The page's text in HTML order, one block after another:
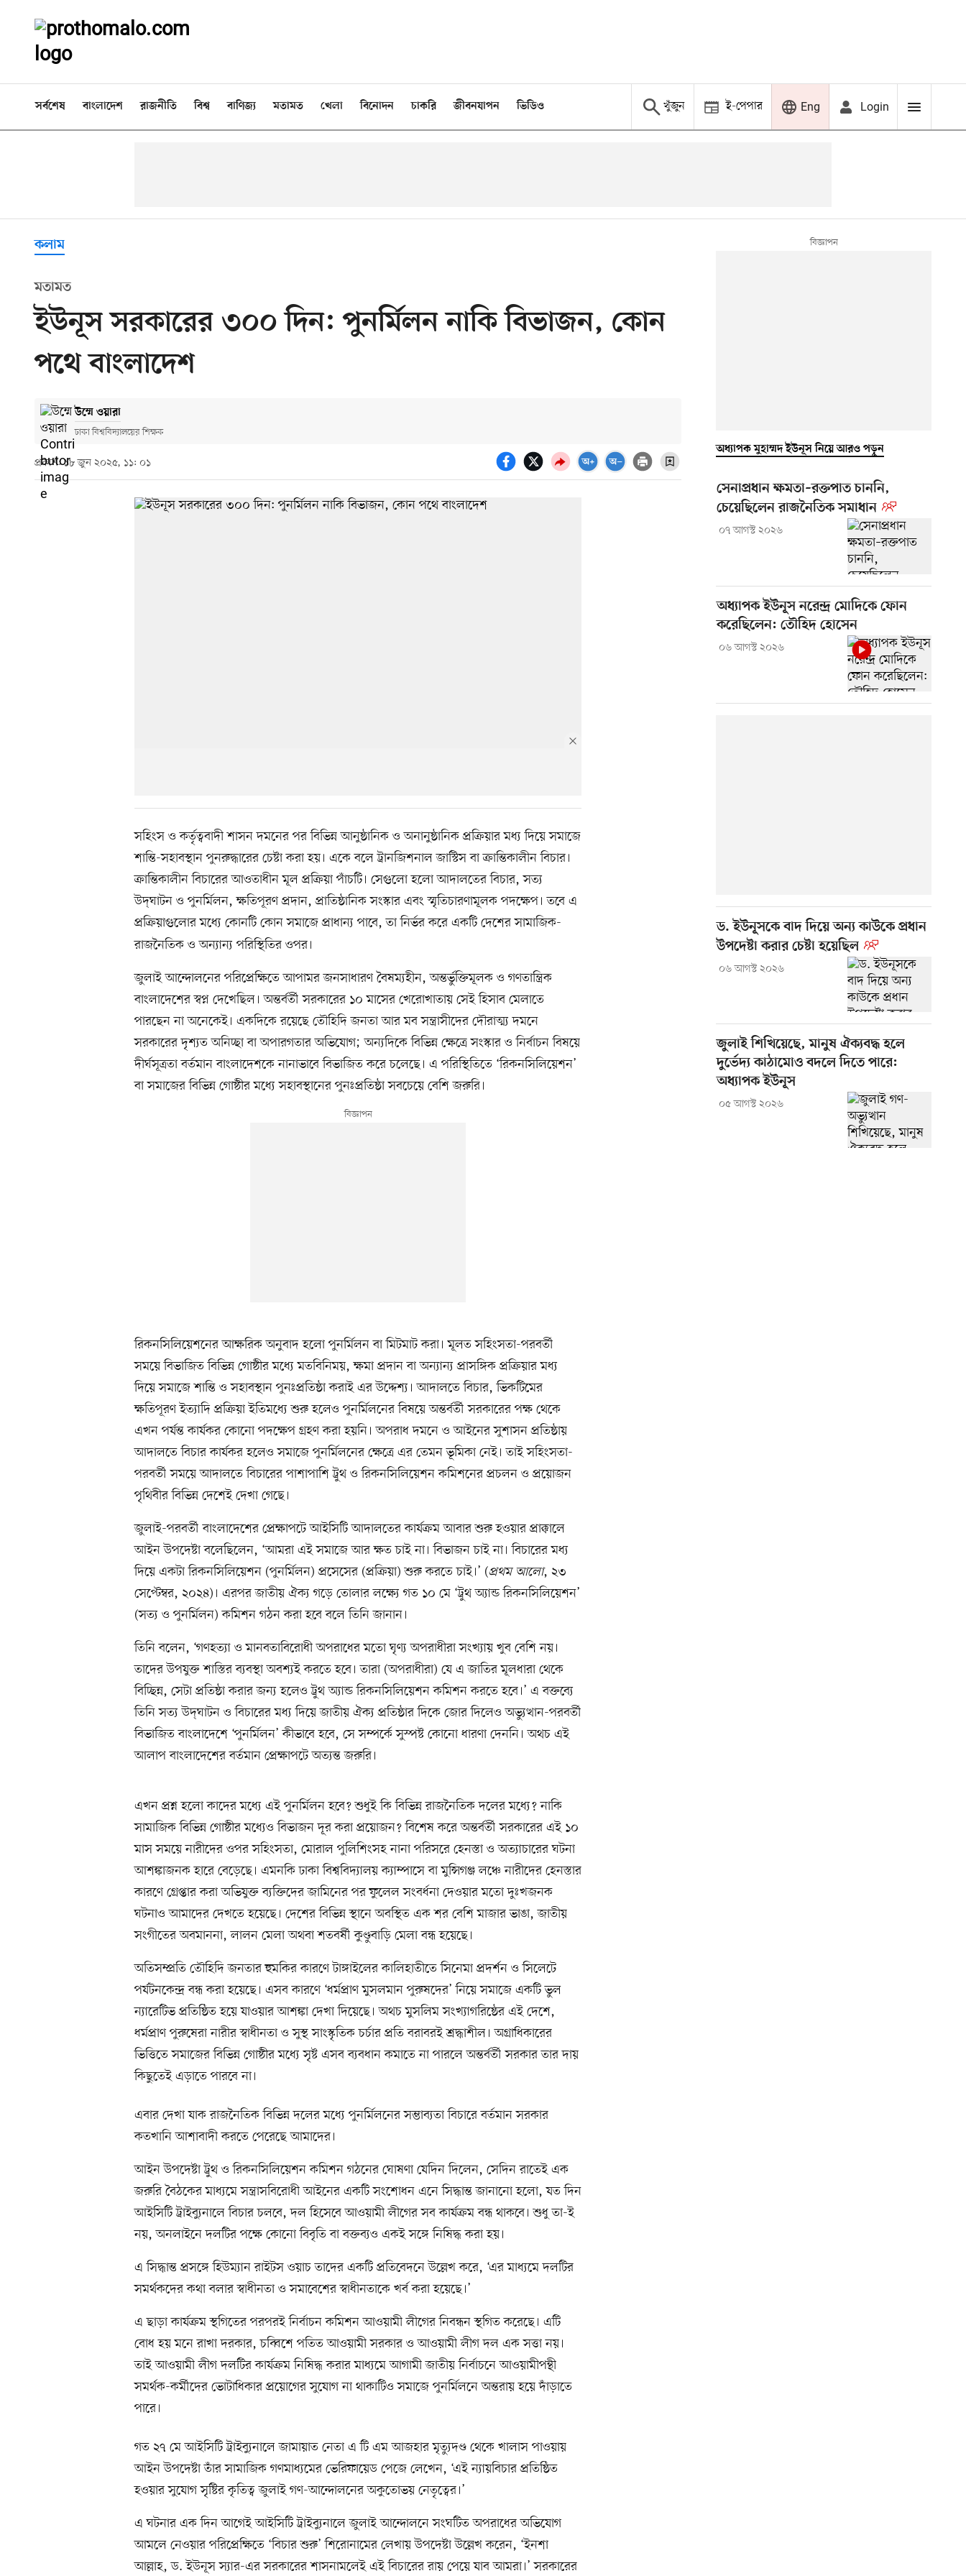
সর্বশেষ বাংলাদেশ রাজনীতি বিশ্ব বাণিজ্য মতামত খেলা বিনোদন চাকরি জীবনযাপন ভিডিও খুঁজুন ই-পেপার Eng Login
কলাম
মতামত
ইউনূস সরকারের ৩০০ দিন: পুনর্মিলন নাকি বিভাজন, কোন
পথে বাংলাদেশ
উম্মে ওয়ারা
ঢাকা বিশ্ববিদ্যালয়ের শিক্ষক
প্রকাশ: ১৮ জুন ২০২৫, ১১: ০১
সহিংস ও কর্তৃত্ববাদী শাসন দমনের পর বিভিন্ন আনুষ্ঠানিক ও অনানুষ্ঠানিক প্রক্রিয়ার মধ্য দিয়ে সমাজে
শান্তি-সহাবস্থান পুনরুদ্ধারের চেষ্টা করা হয়। একে বলে ট্রানজিশনাল জাস্টিস বা ক্রান্তিকালীন বিচার।
ক্রান্তিকালীন বিচারের আওতাধীন মূল প্রক্রিয়া পাঁচটি। সেগুলো হলো আদালতের বিচার, সত্য
উদ্‌ঘাটন ও পুনর্মিলন, ক্ষতিপূরণ প্রদান, প্রাতিষ্ঠানিক সংস্কার এবং স্মৃতিচারণামূলক পদক্ষেপ। তবে এ
প্রক্রিয়াগুলোর মধ্যে কোনটি কোন সমাজে প্রাধান্য পাবে, তা নির্ভর করে একটি দেশের সামাজিক-
রাজনৈতিক ও অন্যান্য পরিস্থিতির ওপর।
জুলাই আন্দোলনের পরিপ্রেক্ষিতে আপামর জনসাধারণ বৈষম্যহীন, অন্তর্ভুক্তিমূলক ও গণতান্ত্রিক
বাংলাদেশের স্বপ্ন দেখেছিল। অন্তর্বর্তী সরকারের ১০ মাসের খেরোখাতায় সেই হিসাব মেলাতে
পারছেন না অনেকেই। একদিকে রয়েছে তৌহিদি জনতা আর মব সন্ত্রাসীদের দৌরাত্ম্য দমনে
সরকারের দৃশ্যত অনিচ্ছা বা অপারগতার অভিযোগ; অন্যদিকে বিভিন্ন ক্ষেত্রে সংস্কার ও নির্বাচন বিষয়ে
দীর্ঘসূত্রতা বর্তমান বাংলাদেশকে নানাভাবে বিভাজিত করে চলেছে। এ পরিস্থিতিতে ‘রিকনসিলিয়েশন’
বা সমাজের বিভিন্ন গোষ্ঠীর মধ্যে সহাবস্থানের পুনঃপ্রতিষ্ঠা সবচেয়ে বেশি জরুরি।
রিকনসিলিয়েশনের আক্ষরিক অনুবাদ হলো পুনর্মিলন বা মিটমাট করা। মূলত সহিংসতা-পরবর্তী
সময়ে বিভাজিত বিভিন্ন গোষ্ঠীর মধ্যে মতবিনিময়, ক্ষমা প্রদান বা অন্যান্য প্রাসঙ্গিক প্রক্রিয়ার মধ্য
দিয়ে সমাজে শান্তি ও সহাবস্থান পুনঃপ্রতিষ্ঠা করাই এর উদ্দেশ্য। আদালতে বিচার, ভিকটিমের
ক্ষতিপূরণ ইত্যাদি প্রক্রিয়া ইতিমধ্যে শুরু হলেও পুনর্মিলনের বিষয়ে অন্তর্বর্তী সরকারের পক্ষ থেকে
এখন পর্যন্ত কার্যকর কোনো পদক্ষেপ গ্রহণ করা হয়নি। অপরাধ দমনে ও আইনের সুশাসন প্রতিষ্ঠায়
আদালতে বিচার কার্যকর হলেও সমাজে পুনর্মিলনের ক্ষেত্রে এর তেমন ভূমিকা নেই। তাই সহিংসতা-
পরবর্তী সময়ে আদালতে বিচারের পাশাপাশি ট্রুথ ও রিকনসিলিয়েশন কমিশনের প্রচলন ও প্রয়োজন
পৃথিবীর বিভিন্ন দেশেই দেখা গেছে।
জুলাই-পরবর্তী বাংলাদেশের প্রেক্ষাপটে আইসিটি আদালতের কার্যক্রম আবার শুরু হওয়ার প্রাক্কালে
আইন উপদেষ্টা বলেছিলেন, ‘আমরা এই সমাজে আর ক্ষত চাই না। বিভাজন চাই না। বিচারের মধ্য
দিয়ে একটা রিকনসিলিয়েশন (পুনর্মিলন) প্রসেসের (প্রক্রিয়া) শুরু করতে চাই।’ (প্রথম আলো, ২৩
সেপ্টেম্বর, ২০২৪)। এরপর জাতীয় ঐক্য গড়ে তোলার লক্ষ্যে গত ১০ মে ‘ট্রুথ অ্যান্ড রিকনসিলিয়েশন’
(সত্য ও পুনর্মিলন) কমিশন গঠন করা হবে বলে তিনি জানান।
তিনি বলেন, ‘গণহত্যা ও মানবতাবিরোধী অপরাধের মতো ঘৃণ্য অপরাধীরা সংখ্যায় খুব বেশি নয়।
তাদের উপযুক্ত শাস্তির ব্যবস্থা অবশ্যই করতে হবে। তারা (অপরাধীরা) যে এ জাতির মূলধারা থেকে
বিচ্ছিন্ন, সেটা প্রতিষ্ঠা করার জন্য হলেও ট্রুথ অ্যান্ড রিকনসিলিয়েশন কমিশন করতে হবে।’ এ বক্তব্যে
তিনি সত্য উদ্‌ঘাটন ও বিচারের মধ্য দিয়ে জাতীয় ঐক্য প্রতিষ্ঠার দিকে জোর দিলেও অভ্যুত্থান-পরবর্তী
বিভাজিত বাংলাদেশে ‘পুনর্মিলন’ কীভাবে হবে, সে সম্পর্কে সুস্পষ্ট কোনো ধারণা দেননি। অথচ এই
আলাপ বাংলাদেশের বর্তমান প্রেক্ষাপটে অত্যন্ত জরুরি।
এখন প্রশ্ন হলো কাদের মধ্যে এই পুনর্মিলন হবে? শুধুই কি বিভিন্ন রাজনৈতিক দলের মধ্যে? নাকি
সামাজিক বিভিন্ন গোষ্ঠীর মধ্যেও বিভাজন দূর করা প্রয়োজন? বিশেষ করে অন্তর্বর্তী সরকারের এই ১০
মাস সময়ে নারীদের ওপর সহিংসতা, মোর‍াল পুলিশিংসহ নানা পরিসরে হেনস্তা ও অত্যাচারের ঘটনা
আশঙ্কাজনক হারে বেড়েছে। এমনকি ঢাকা বিশ্ববিদ্যালয় ক্যাম্পাসে বা মুন্সিগঞ্জ লঞ্চে নারীদের হেনস্তার
কারণে গ্রেপ্তার করা অভিযুক্ত ব্যক্তিদের জামিনের পর ফুলেল সংবর্ধনা দেওয়ার মতো দুঃখজনক
ঘটনাও আমাদের দেখতে হয়েছে। দেশের বিভিন্ন স্থানে অবস্থিত এক শর বেশি মাজার ভাঙা, জাতীয়
সংগীতের অবমাননা, লালন মেলা অথবা শতবর্ষী কুণ্ডুবাড়ি মেলা বন্ধ হয়েছে।
অতিসম্প্রতি তৌহিদি জনতার হুমকির কারণে টাঙ্গাইলের কালিহাতীতে সিনেমা প্রদর্শন ও সিলেটে
পর্যটনকেন্দ্র বন্ধ করা হয়েছে। এসব কারণে ‘ধর্মপ্রাণ মুসলমান পুরুষদের’ নিয়ে সমাজে একটি ভুল
ন্যারেটিভ প্রতিষ্ঠিত হয়ে যাওয়ার আশঙ্কা দেখা দিয়েছে। অথচ মুসলিম সংখ্যাগরিষ্ঠের এই দেশে,
ধর্মপ্রাণ পুরুষেরা নারীর স্বাধীনতা ও সুস্থ সাংস্কৃতিক চর্চার প্রতি বরাবরই শ্রদ্ধাশীল। অগ্রাধিকারের
ভিত্তিতে সমাজের বিভিন্ন গোষ্ঠীর মধ্যে সৃষ্ট এসব ব্যবধান কমাতে না পারলে অন্তর্বর্তী সরকার তার দায়
কিছুতেই এড়াতে পারবে না।
এবার দেখা যাক রাজনৈতিক বিভিন্ন দলের মধ্যে পুনর্মিলনের সম্ভাব্যতা বিচারে বর্তমান সরকার
কতখানি আশাবাদী করতে পেরেছে আমাদের।
আইন উপদেষ্টা ট্রুথ ও রিকনসিলিয়েশন কমিশন গঠনের ঘোষণা যেদিন দিলেন, সেদিন রাতেই এক
জরুরি বৈঠকের মাধ্যমে সন্ত্রাসবিরোধী আইনের একটি সংশোধন এনে সিদ্ধান্ত জানানো হলো, যত দিন
আইসিটি ট্রাইব্যুনালে বিচার চলবে, দল হিসেবে আওয়ামী লীগের সব কার্যক্রম বন্ধ থাকবে। শুধু তা-ই
নয়, অনলাইনে দলটির পক্ষে কোনো বিবৃতি বা বক্তব্যও একই সঙ্গে নিষিদ্ধ করা হয়।
এ সিদ্ধান্ত প্রসঙ্গে হিউম্যান রাইটস ওয়াচ তাদের একটি প্রতিবেদনে উল্লেখ করে, ‘এর মাধ্যমে দলটির
সমর্থকদের কথা বলার স্বাধীনতা ও সমাবেশের স্বাধীনতাকে খর্ব করা হয়েছে।’
এ ছাড়া কার্যক্রম স্থগিতের পরপরই নির্বাচন কমিশন আওয়ামী লীগের নিবন্ধন স্থগিত করেছে। এটি
বোধ হয় মনে রাখা দরকার, চব্বিশে পতিত আওয়ামী সরকার ও আওয়ামী লীগ দল এক সত্তা নয়।
তাই আওয়ামী লীগ দলটির কার্যক্রম নিষিদ্ধ করার মাধ্যমে আগামী জাতীয় নির্বাচনে আওয়ামীপন্থী
সমর্থক-কর্মীদের ভোটাধিকার প্রয়োগের সুযোগ না থাকাটিও সমাজে পুনর্মিলনে অন্তরায় হয়ে দাঁড়াতে
পারে।
গত ২৭ মে আইসিটি ট্রাইব্যুনালে জামায়াত নেতা এ টি এম আজহার মৃত্যুদণ্ড থেকে খালাস পাওয়ায়
আইন উপদেষ্টা তাঁর সামাজিক গণমাধ্যমের ভেরিফায়েড পেজে লেখেন, ‘এই ন্যায়বিচার প্রতিষ্ঠিত
হওয়ার সুযোগ সৃষ্টির কৃতিত্ব জুলাই গণ-আন্দোলনের অকুতোভয় নেতৃত্বের।’
এ ঘটনার এক দিন আগেই আইসিটি ট্রাইব্যুনালে জুলাই আন্দোলনে সংঘটিত অপরাধের অভিযোগ
আমলে নেওয়ার পরিপ্রেক্ষিতে ‘বিচার শুরু’ শিরোনামের লেখায় উপদেষ্টা উল্লেখ করেন, ‘ইনশা
আল্লাহ, ড. ইউনূস স্যার-এর সরকারের শাসনামলেই এই বিচারের রায় পেয়ে যাব আমরা।’ সরকারের
অধ্যাপক মুহাম্মদ ইউনূস নিয়ে আরও পড়ুন
সেনাপ্রধান ক্ষমতা–রক্তপাত চাননি,
চেয়েছিলেন রাজনৈতিক সমাধান
০৭ আগস্ট ২০২৬
অধ্যাপক ইউনূস নরেন্দ্র মোদিকে ফোন
করেছিলেন: তৌহিদ হোসেন
০৬ আগস্ট ২০২৬
ড. ইউনূসকে বাদ দিয়ে অন্য কাউকে প্রধান
উপদেষ্টা করার চেষ্টা হয়েছিল
০৬ আগস্ট ২০২৬
জুলাই শিখিয়েছে, মানুষ ঐক্যবদ্ধ হলে
দুর্ভেদ্য কাঠামোও বদলে দিতে পারে:
অধ্যাপক ইউনূস
০৫ আগস্ট ২০২৬